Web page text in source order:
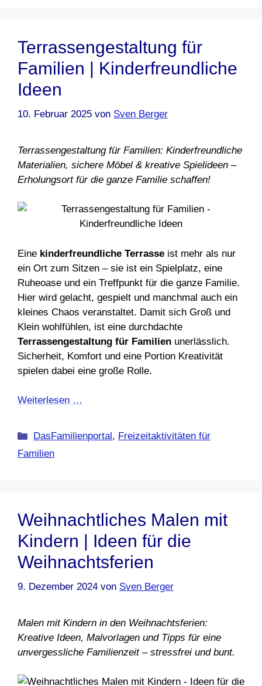
Terrassengestaltung für
Familien | Kinderfreundliche
Ideen
10. Februar 2025 von Sven Berger
Terrassengestaltung für Familien: Kinderfreundliche
Materialien, sichere Möbel & kreative Spielideen –
Erholungsort für die ganze Familie schaffen!
Eine kinderfreundliche Terrasse ist mehr als nur
ein Ort zum Sitzen – sie ist ein Spielplatz, eine
Ruheoase und ein Treffpunkt für die ganze Familie.
Hier wird gelacht, gespielt und manchmal auch ein
kleines Chaos veranstaltet. Damit sich Groß und
Klein wohlfühlen, ist eine durchdachte
Terrassengestaltung für Familien unerlässlich.
Sicherheit, Komfort und eine Portion Kreativität
spielen dabei eine große Rolle.
Weiterlesen …
Kategorien
DasFamilienportal , Freizeitaktivitäten für
Familien
Weihnachtliches Malen mit
Kindern | Ideen für die
Weihnachtsferien
9. Dezember 2024 von Sven Berger
Malen mit Kindern in den Weihnachtsferien:
Kreative Ideen, Malvorlagen und Tipps für eine
unvergessliche Familienzeit – stressfrei und bunt.